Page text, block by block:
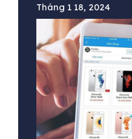
Tháng 1 18, 2024